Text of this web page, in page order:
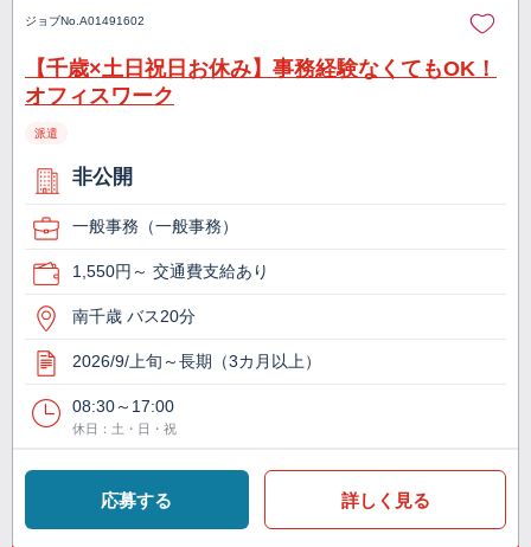
ジョブNo. A01491602
【千歳×土日祝日お休み】事務経験なくてもOK！
オフィスワーク
派遣
非公開
一般事務（一般事務）
1,550円～ 交通費支給あり
南千歳 バス20分
2026/9/上旬～長期（3カ月以上）
08:30～17:00
休日：土・日・祝
応募する 詳しく見る